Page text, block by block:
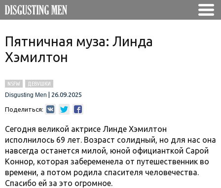
Пятничная муза: Линда
Хэмилтон
NSFW
ДЕВУШКИ
Disgusting Men
26.09.2025
Поделиться:
Сегодня великой актрисе Линде Хэмилтон
исполнилось 69 лет. Возраст солидный, но для нас она
навсегда останется милой, юной официанткой Сарой
Коннор, которая забеременела от путешественник во
времени, а потом родила спасителя человечества.
Спасибо ей за это огромное.